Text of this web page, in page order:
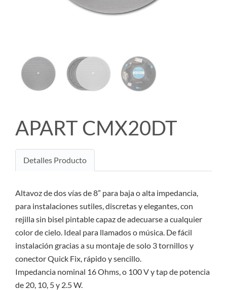
APART CMX20DT
Detalles Producto
Altavoz de dos vías de 8” para baja o alta impedancia,
para instalaciones sutiles, discretas y elegantes, con
rejilla sin bisel pintable capaz de adecuarse a cualquier
color de cielo. Ideal para llamados o música. De fácil
instalación gracias a su montaje de solo 3 tornillos y
conector Quick Fix, rápido y sencillo.
Impedancia nominal 16 Ohms, o 100 V y tap de potencia
de 20, 10, 5 y 2.5 W.